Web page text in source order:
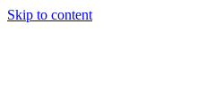
Skip to content